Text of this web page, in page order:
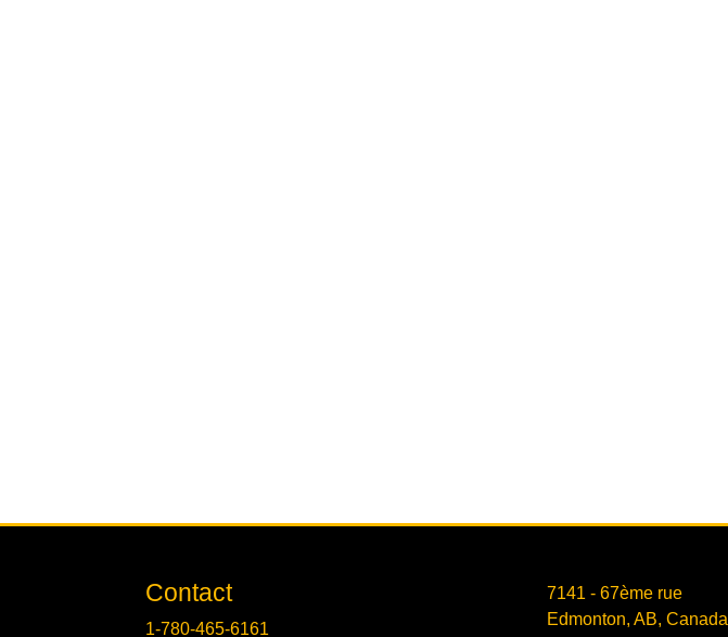
Contact
1-780-465-6161
7141 - 67ème rue
Edmonton, AB, Canada